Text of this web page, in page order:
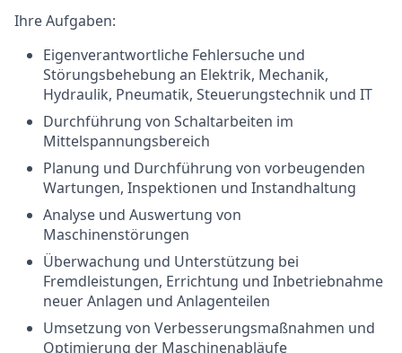
Ihre Aufgaben:
Eigenverantwortliche Fehlersuche und
Störungsbehebung an Elektrik, Mechanik,
Hydraulik, Pneumatik, Steuerungstechnik und IT
Durchführung von Schaltarbeiten im
Mittelspannungsbereich
Planung und Durchführung von vorbeugenden
Wartungen, Inspektionen und Instandhaltung
Analyse und Auswertung von
Maschinenstörungen
Überwachung und Unterstützung bei
Fremdleistungen, Errichtung und Inbetriebnahme
neuer Anlagen und Anlagenteilen
Umsetzung von Verbesserungsmaßnahmen und
Optimierung der Maschinenabläufe